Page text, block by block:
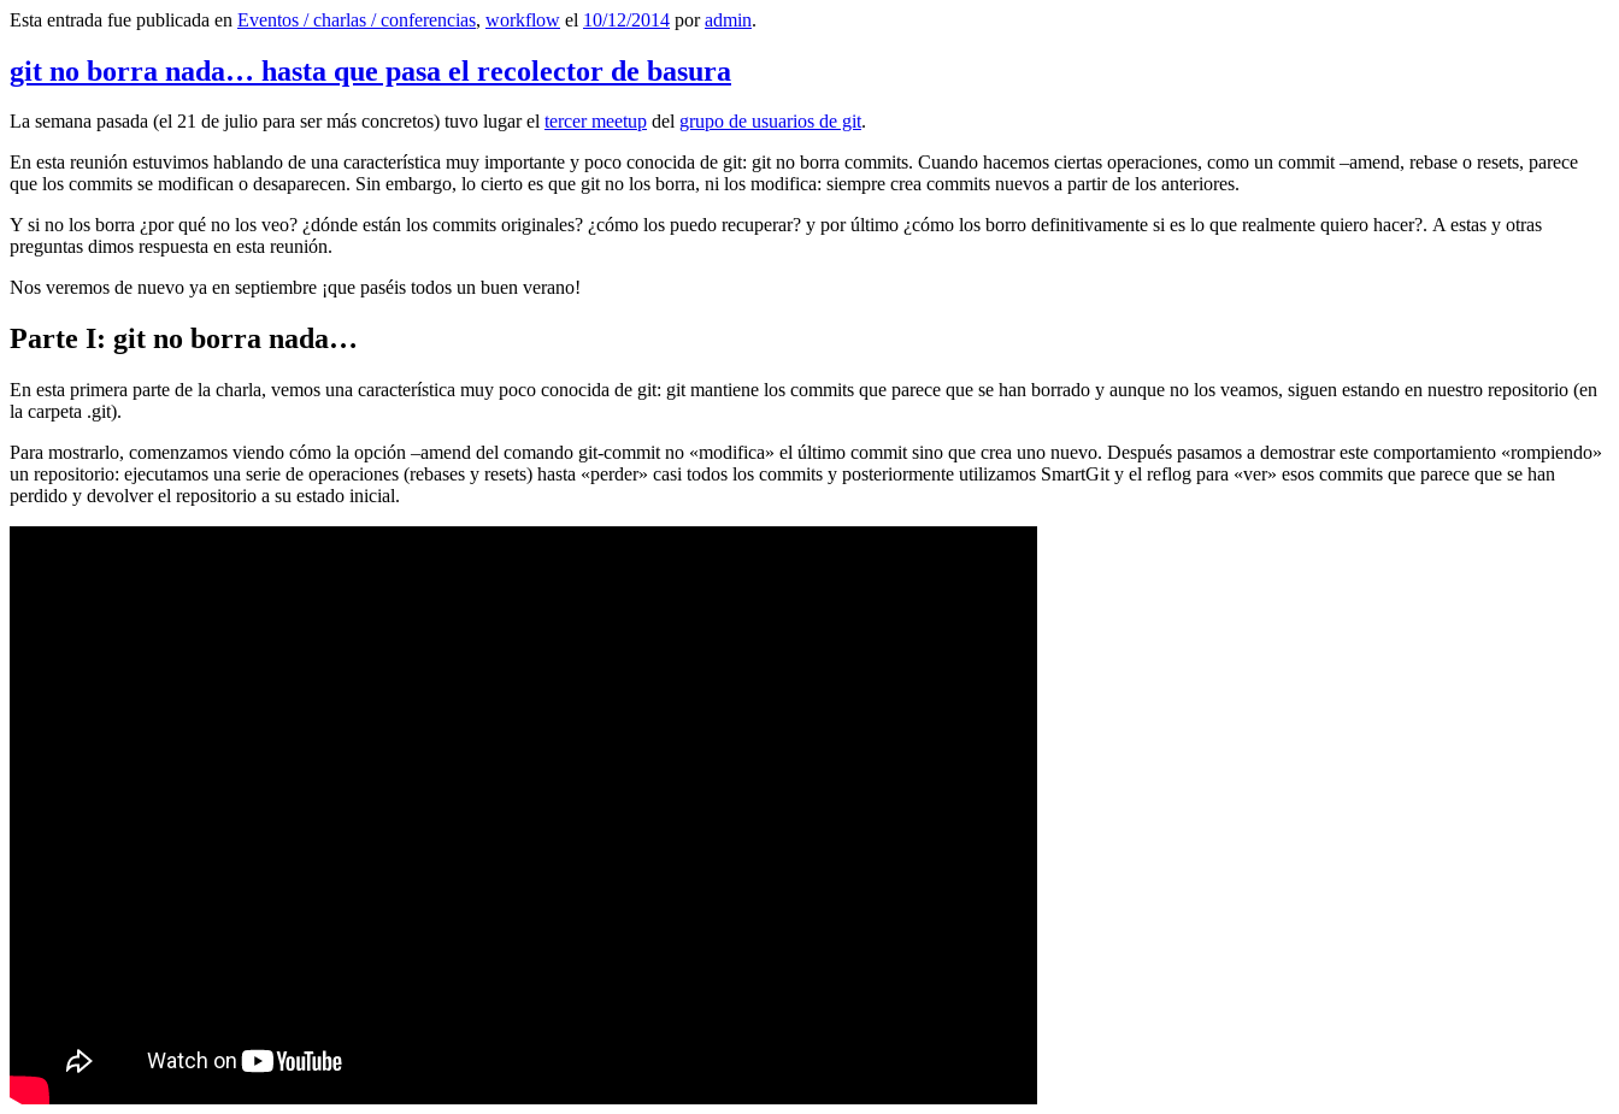
Esta entrada fue publicada en Eventos / charlas / conferencias, workflow el 10/12/2014 poradmin.
git no borra nada… hasta que pasa el recolector de basura
La semana pasada (el 21 de julio para ser más concretos) tuvo lugar el tercer meetup del grupo de usuarios de git.
En esta reunión estuvimos hablando de una característica muy importante y poco conocida de git: git no borra commits. Cuando hacemos ciertas operaciones, como un commit –amend, rebase o resets, parece
que los commits se modifican o desaparecen. Sin embargo, lo cierto es que git no los borra, ni los modifica: siempre crea commits nuevos a partir de los anteriores.
Y si no los borra ¿por qué no los veo? ¿dónde están los commits originales? ¿cómo los puedo recuperar? y por último ¿cómo los borro definitivamente si es lo que realmente quiero hacer?. A estas y otras
preguntas dimos respuesta en esta reunión.
Nos veremos de nuevo ya en septiembre ¡que paséis todos un buen verano!
Parte I: git no borra nada…
En esta primera parte de la charla, vemos una característica muy poco conocida de git: git mantiene los commits que parece que se han borrado y aunque no los veamos, siguen estando en nuestro repositorio (en
la carpeta .git).
Para mostrarlo, comenzamos viendo cómo la opción –amend del comando git-commit no «modifica» el último commit sino que crea uno nuevo. Después pasamos a demostrar este comportamiento «rompiendo»
un repositorio: ejecutamos una serie de operaciones (rebases y resets) hasta «perder» casi todos los commits y posteriormente utilizamos SmartGit y el reflog para «ver» esos commits que parece que se han
perdido y devolver el repositorio a su estado inicial.